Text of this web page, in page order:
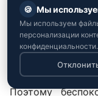
проигрывала.
Квалификацию
с одной
Грузией и
последнем
Поэтому
🍪 Мы
Мы используем
персонализации
конфиденциальности.